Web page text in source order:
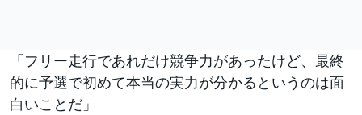
「フリー走行であれだけ競争力があったけど、最終
的に予選で初めて本当の実力が分かるというのは面
白いことだ」